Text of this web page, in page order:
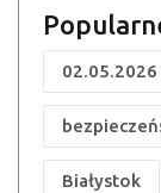
02.05.2026
Białystok